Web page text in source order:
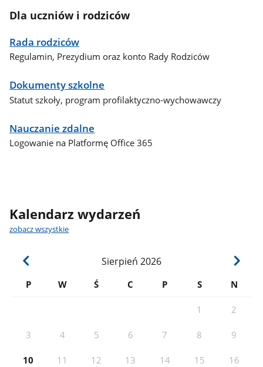
Dla uczniów i rodziców
Rada rodziców
Regulamin, Prezydium oraz konto Rady Rodziców
Dokumenty szkolne
Statut szkoły, program profilaktyczno-wychowawczy
Nauczanie zdalne
Logowanie na Platformę Office 365
Kalendarz wydarzeń
zobacz wszystkie
Sierpień 2026
P W Ś C P S N
1 2
3 4 5 6 7 8 9
10 11 12 13 14 15 16